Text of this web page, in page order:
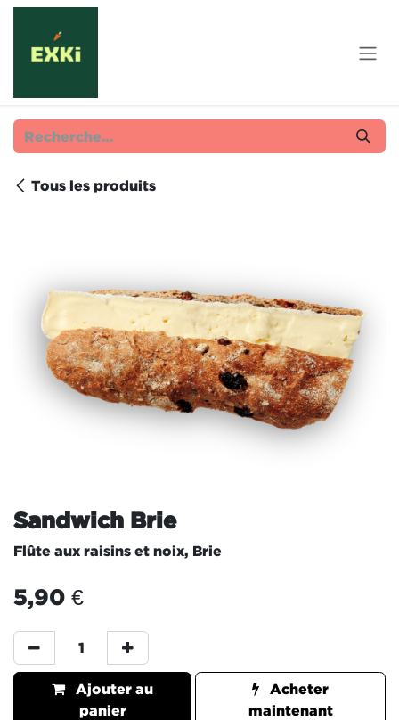
Se rendre au contenu
Tous les produits
Sandwich Brie
Flûte aux raisins et noix, Brie
5,90 €
Ajouter au
panier
Acheter
maintenant